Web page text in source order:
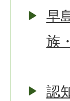
早
族
認